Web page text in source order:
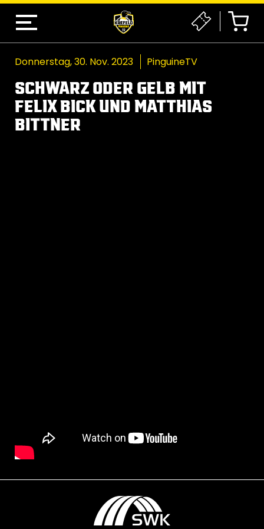
Donnerstag, 30. Nov. 2023 PinguineTV
SCHWARZ ODER GELB MIT
FELIX BICK UND MATTHIAS
BITTNER